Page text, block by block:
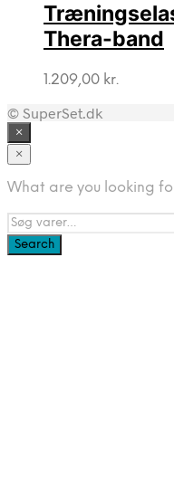
Thera-band
1.209,00 kr.
© SuperSet.dk
×
×
What are you looking